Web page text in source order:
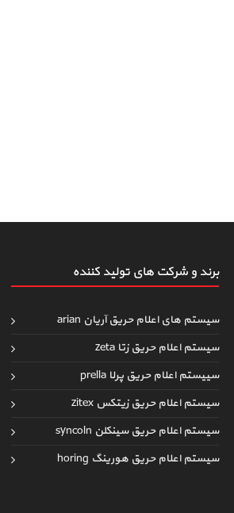
برند و شرکت های تولید کننده
سیستم های اعلام حریق آریان arian
سیستم اعلام حریق زتا zeta
سییستم اعلام حریق پرلا prella
سیستم اعلام حریق زیتکس zitex
سیستم اعلام حریق سینکلن syncoln
سیستم اعلام حریق هورینگ horing